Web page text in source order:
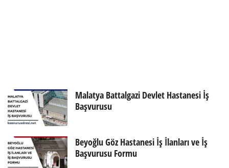
Malatya Battalgazi Devlet Hastanesi İş
Başvurusu
Beyoğlu Göz Hastanesi İş İlanları ve İş
Başvurusu Formu